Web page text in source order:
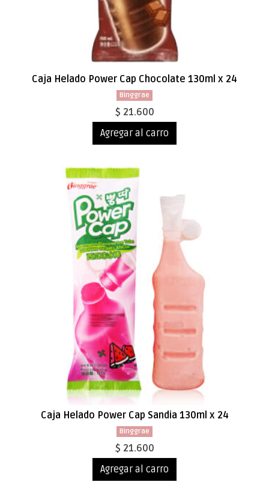
Caja Helado Power Cap Chocolate 130ml x 24
Binggrae
$ 21.600
Agregar al carro
Caja Helado Power Cap Sandia 130ml x 24
Binggrae
$ 21.600
Agregar al carro